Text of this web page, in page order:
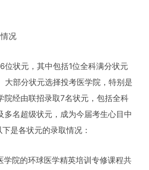
况
位状元，其中包括1位全科满分状元
大部分状元选择投考医学院，特别是
院经由联招录取7名状元，包括全科
多名超级状元，成为今届考生心目中
是各状元的录取情况：
学院的环球医学精英培训专修课程共